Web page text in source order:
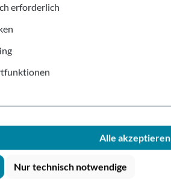
erforderlich
Alle akzeptieren
Nur technisch notwendige